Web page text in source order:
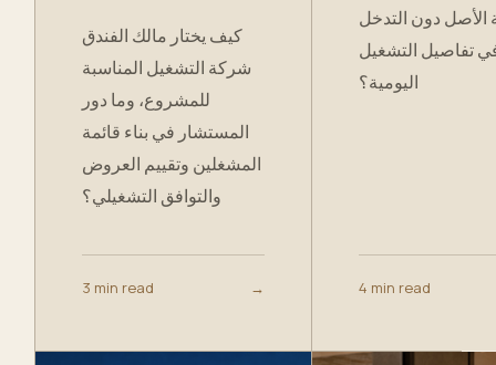
كيف يختار مالك الفندق
شركة التشغيل المناسبة
للمشروع، وما دور
المستشار في بناء قائمة
المشغلين وتقييم العروض
والتوافق التشغيلي؟
3 min read →
الأصل دون التدخل
تفاصيل التشغيل
اليومية؟
4 min read